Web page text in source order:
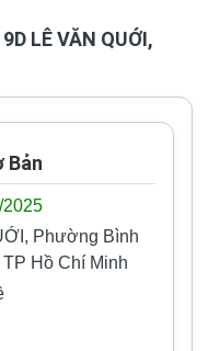
LÊ VĂN QUỚI,
Bản
2025
Phường Bình
Hồ Chí Minh